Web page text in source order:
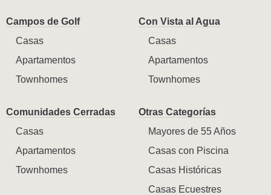
Campos de Golf
Casas
Apartamentos
Townhomes
Con Vista al Agua
Casas
Apartamentos
Townhomes
Comunidades Cerradas
Casas
Apartamentos
Townhomes
Otras Categorías
Mayores de 55 Años
Casas con Piscina
Casas Históricas
Casas Ecuestres